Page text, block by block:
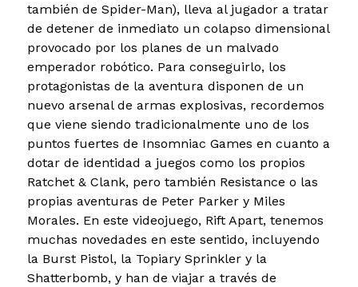
también de Spider-Man), lleva al jugador a tratar
de detener de inmediato un colapso dimensional
provocado por los planes de un malvado
emperador robótico. Para conseguirlo, los
protagonistas de la aventura disponen de un
nuevo arsenal de armas explosivas, recordemos
que viene siendo tradicionalmente uno de los
puntos fuertes de Insomniac Games en cuanto a
dotar de identidad a juegos como los propios
Ratchet & Clank, pero también Resistance o las
propias aventuras de Peter Parker y Miles
Morales. En este videojuego, Rift Apart, tenemos
muchas novedades en este sentido, incluyendo
la Burst Pistol, la Topiary Sprinkler y la
Shatterbomb, y han de viajar a través de